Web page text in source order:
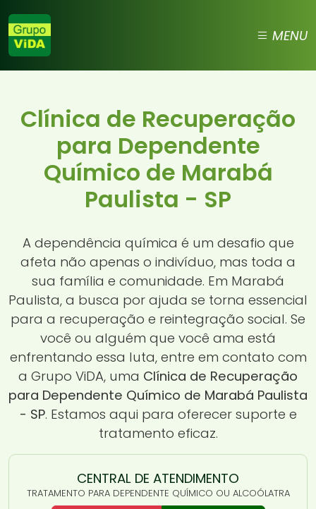
MENU
Clínica de Recuperação
para Dependente
Químico de Marabá
Paulista - SP
A dependência química é um desafio que
afeta não apenas o indivíduo, mas toda a
sua família e comunidade. Em Marabá
Paulista, a busca por ajuda se torna essencial
para a recuperação e reintegração social. Se
você ou alguém que você ama está
enfrentando essa luta, entre em contato com
a Grupo ViDA, uma Clínica de Recuperação
para Dependente Químico de Marabá Paulista
- SP. Estamos aqui para oferecer suporte e
tratamento eficaz.
CENTRAL DE ATENDIMENTO
TRATAMENTO PARA DEPENDENTE QUÍMICO OU ALCOÓLATRA